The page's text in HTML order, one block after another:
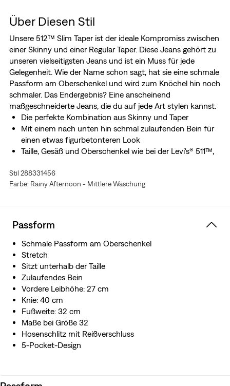
Über Diesen Stil
Unsere 512™ Slim Taper ist der ideale Kompromiss zwischen
einer Skinny und einer Regular Taper. Diese Jeans gehört zu
unseren vielseitigsten Jeans und ist ein Muss für jede
Gelegenheit. Wie der Name schon sagt, hat sie eine schmale
Passform am Oberschenkel und wird zum Knöchel hin noch
schmaler. Das Endergebnis? Eine anscheinend
maßgeschneiderte Jeans, die du auf jede Art stylen kannst.
Die perfekte Kombination aus Skinny und Taper
Mit einem nach unten hin schmal zulaufenden Bein für
einen etwas figurbetonteren Look
Taille, Gesäß und Oberschenkel wie bei der Levi's® 511™,
Hergestellt aus Levi's® Ease, einer Mischung aus
mittelschwerem Denim und dem perfekten
Stil 288331456
Farbe: Rainy Afternoon - Mittlere Waschung
Passform
Schmale Passform am Oberschenkel
Stretch
Sitzt unterhalb der Taille
Zulaufendes Bein
Vordere Leibhöhe: 27 cm
Knie: 40 cm
Fußweite: 32 cm
Maße bei Größe 32
Hosenschlitz mit Reißverschluss
5-Pocket-Design